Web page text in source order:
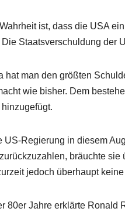
ist, dass die USA
Staatsverschuldung der
hat man den größten
wie bisher. Dem
US-Regierung in diesem
bräuchte sie
jedoch überhaupt
80er Jahre erklärte Ronald